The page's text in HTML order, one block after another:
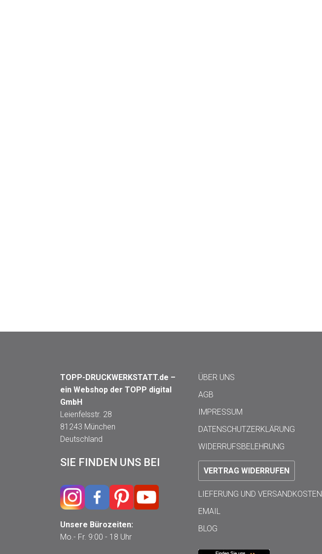
TOPP-DRUCKWERKSTATT.de –
ein Webshop der TOPP digital
GmbH
Leienfelsstr. 28
81243 München
Deutschland
SIE FINDEN UNS BEI
Unsere Bürozeiten:
Mo.- Fr. 9:00 - 18 Uhr
ÜBER UNS
AGB
IMPRESSUM
DATENSCHUTZERKLÄRUNG
WIDERRUFSBELEHRUNG
VERTRAG WIDERRUFEN
LIEFERUNG UND VERSANDKOSTEN
EMAIL
BLOG